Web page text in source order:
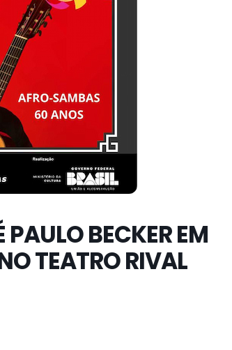
BECKER EM
TEATRO RIVAL